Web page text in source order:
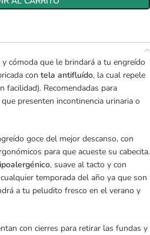
cómoda que le brindará a tu engreído
con tela antifluído, la cual repele
facilidad). Recomendadas para
presenten incontinencia urinaria o
goce del mejor descanso, con
para que acueste su cabecita.
, suave al tacto y con
temporada del año ya que son
a tu peludito fresco en el verano y
con cierres para retirar las fundas y